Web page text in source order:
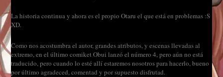
La historia continua y ahora es el propio Otaru el que está en problemas :S
XD.
Como nos acostumbra el autor, grandes atributos, y escenas llevadas al
extremo, en el último comiket Obui lanzó el número 4, pero aún no está
traducido, pero cuando lo esté allí estaremos nosotros para hacerlo, bueno
por último agradeced, comentad y por supuesto disfrutad.